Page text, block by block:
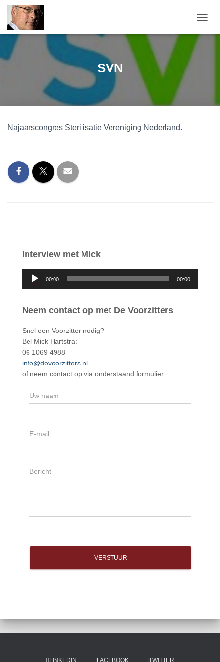
SVN
Najaarscongres Sterilisatie Vereniging Nederland.
Interview met Mick
i
s
p
e
l
e
00:00 00:00
Neem contact op met De Voorzitters
Snel een Voorzitter nodig?
Bel Mick Hartstra:
06 1069 4988
info@devoorzitters.nl
of neem contact op via onderstaand formulier:
VERSTUUR
LINKEDIN FACEBOOK TWITTER